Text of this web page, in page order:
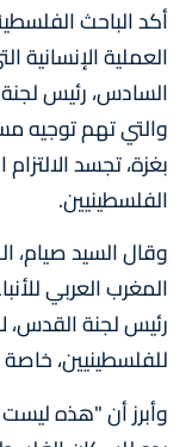
أكد الباحث
العملية
السادس، رئيس لجنة
والتي تهم توجيه
بغزة، تجسد
الفلسطينيين.
وقال السيد صيام،
المغرب العربي
رئيس لجنة القدس،
للفلسطينيين،
وأبرز أن "هذه ليست